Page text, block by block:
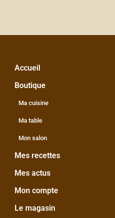
Accueil
Boutique
Ma cuisine
Ma table
Mon salon
Mes recettes
Mes actus
Mon compte
Le magasin